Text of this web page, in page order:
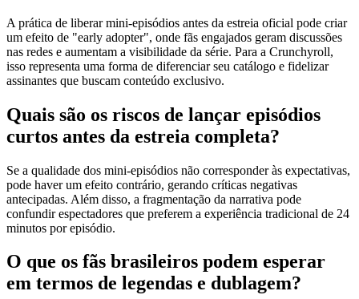
A prática de liberar mini‑episódios antes da estreia oficial pode criar
um efeito de "early adopter", onde fãs engajados geram discussões
nas redes e aumentam a visibilidade da série. Para a Crunchyroll,
isso representa uma forma de diferenciar seu catálogo e fidelizar
assinantes que buscam conteúdo exclusivo.
Quais são os riscos de lançar episódios
curtos antes da estreia completa?
Se a qualidade dos mini‑episódios não corresponder às expectativas,
pode haver um efeito contrário, gerando críticas negativas
antecipadas. Além disso, a fragmentação da narrativa pode
confundir espectadores que preferem a experiência tradicional de 24
minutos por episódio.
O que os fãs brasileiros podem esperar
em termos de legendas e dublagem?